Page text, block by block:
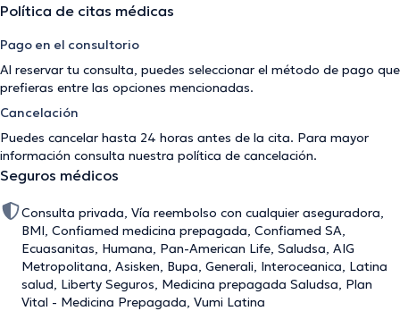
Política de citas médicas
Pago en el consultorio
Al reservar tu consulta, puedes seleccionar el método de pago que
prefieras entre las opciones mencionadas.
Cancelación
Puedes cancelar hasta 24 horas antes de la cita. Para mayor
información consulta nuestra política de cancelación.
Seguros médicos
Consulta privada, Vía reembolso con cualquier aseguradora,
BMI, Confiamed medicina prepagada, Confiamed SA,
Ecuasanitas, Humana, Pan-American Life, Saludsa, AIG
Metropolitana, Asisken, Bupa, Generali, Interoceanica, Latina
salud, Liberty Seguros, Medicina prepagada Saludsa, Plan
Vital - Medicina Prepagada, Vumi Latina